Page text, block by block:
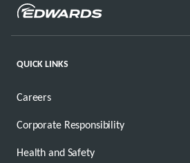
QUICK LINKS
Careers
Corporate Responsibility
Health and Safety